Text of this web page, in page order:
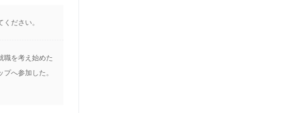
ださい。
職を考え始めた
へ参加した。